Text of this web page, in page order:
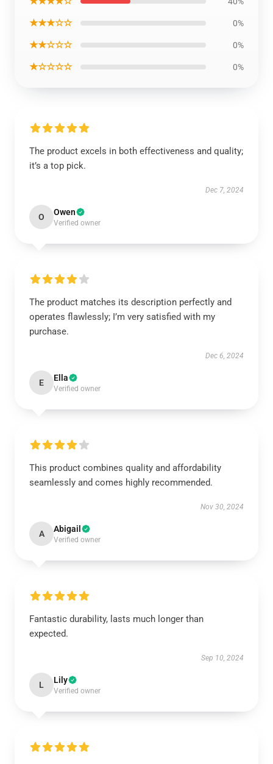
★★★☆☆ 0%
★★☆☆☆ 0%
★☆☆☆☆ 0%
The product excels in both effectiveness and quality;
it’s a top pick.
Dec 7, 2024
O Owen
Verified owner
The product matches its description perfectly and
operates flawlessly; I’m very satisfied with my
purchase.
Dec 6, 2024
E Ella
Verified owner
This product combines quality and affordability
seamlessly and comes highly recommended.
Nov 30, 2024
A Abigail
Verified owner
Fantastic durability, lasts much longer than
expected.
Sep 10, 2024
L Lily
Verified owner